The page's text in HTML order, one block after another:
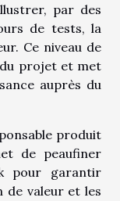
par des
de tests, la
Ce niveau de
projet et met
auprès du
produit
de peaufiner
pour garantir
de valeur et les